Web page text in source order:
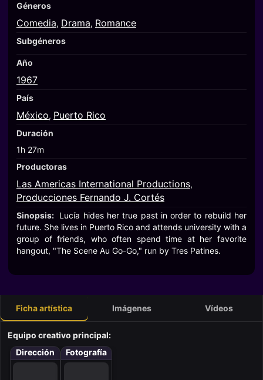
Géneros
Comedia, Drama, Romance
Subgéneros
Año
1967
País
México, Puerto Rico
Duración
1h 27m
Productoras
Las Americas International Productions,
Producciones Fernando J. Cortés
Sinopsis: Lucía hides her true past in order to rebuild her
future. She lives in Puerto Rico and attends university with a
group of friends, who often spend time at her favorite
hangout, "The Scene Au Go-Go," run by Tres Patines.
Ficha artística Imágenes Vídeos
Equipo creativo principal:
Dirección
Fotografía